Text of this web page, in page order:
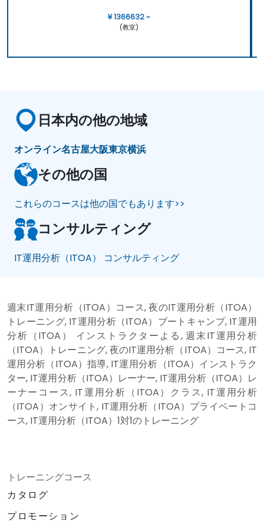
¥ 1366632 ~
(教室)
日本内の他の地域
オンライン名古屋大阪東京横浜
その他の国
これらのコースは他の国でもあります>>
コンサルティング
IT運用分析（ITOA） コンサルティング
週末IT運用分析（ITOA）コース, 夜のIT運用分析（ITOA）
トレーニング, IT運用分析（ITOA）ブートキャンプ, IT運用
分析（ITOA） インストラクターよる, 週末IT運用分析
（ITOA）トレーニング, 夜のIT運用分析（ITOA）コース, IT
運用分析（ITOA）指導, IT運用分析（ITOA）インストラク
ター, IT運用分析（ITOA）レーナー, IT運用分析（ITOA）レ
ーナーコース, IT運用分析（ITOA）クラス, IT運用分析
（ITOA）オンサイト, IT運用分析（ITOA）プライベートコ
ース, IT運用分析（ITOA）1対1のトレーニング
トレーニングコース
カタログ
プロモーション